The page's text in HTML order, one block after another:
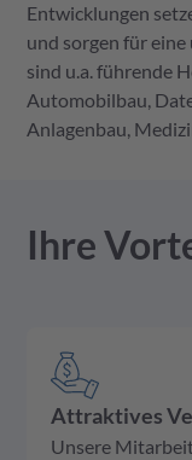
Entwicklungen
und sorgen für
sind u.a. führende
Automobilbau,
Anlagenbau,
Ihre
Attraktives
Unsere